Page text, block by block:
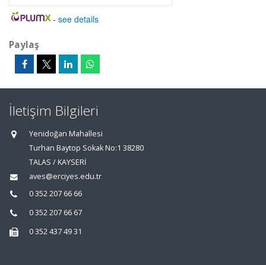
- see details
Paylaş
İletişim Bilgileri
Yenidoğan Mahallesi
Turhan Baytop Sokak No:1 38280
TALAS / KAYSERİ
aves@erciyes.edu.tr
0 352 207 66 66
0 352 207 66 67
0 352 437 49 31